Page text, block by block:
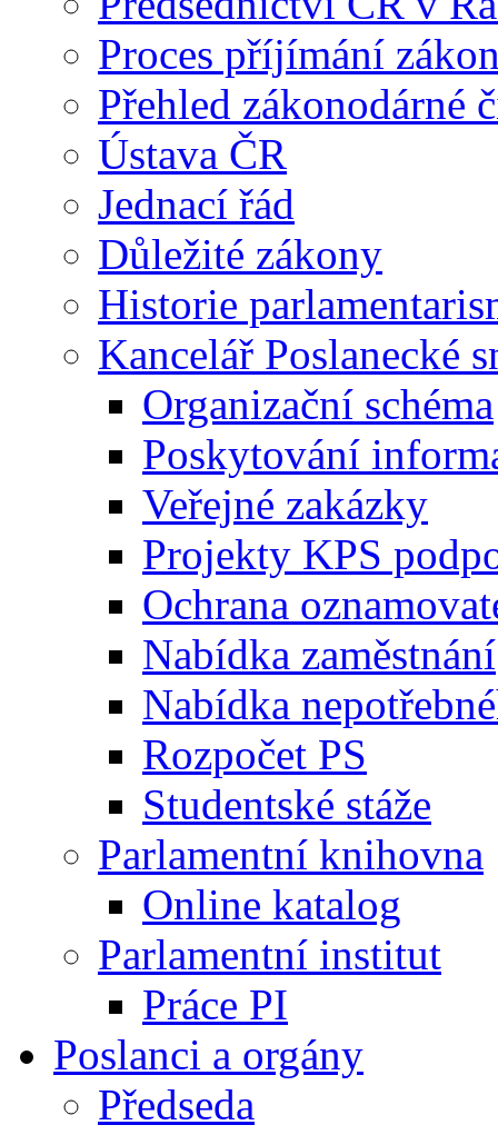
Proces příjímání
Přehled zákonodárné
Ústava ČR
Jednací řád
Důležité zákony
Historie
Kancelář Poslanecké
Organizační schéma
Poskytování
Veřejné zakázky
Projekty KPS
Ochrana
Nabídka zaměstnání
Nabídka
Rozpočet PS
Studentské stáže
Parlamentní knihovna
Online katalog
Parlamentní institut
Práce PI
Poslanci a orgány
Předseda